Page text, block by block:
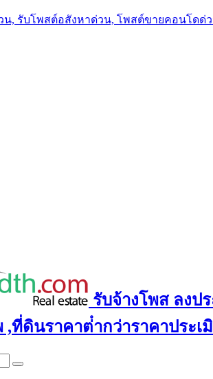
น, รับโพสต์อสังหาด่วน, โพสต์ขายคอนโดด่
รับจ้างโพส ลงป
,ที่ดินราคาต่ํากว่าราคาปร